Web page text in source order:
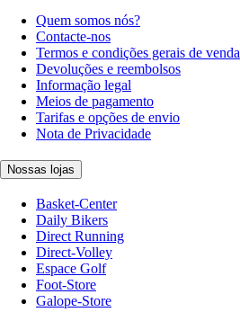
Quem somos nós?
Contacte-nos
Termos e condições gerais de venda
Devoluções e reembolsos
Informação legal
Meios de pagamento
Tarifas e opções de envio
Nota de Privacidade
Nossas lojas
Basket-Center
Daily Bikers
Direct Running
Direct-Volley
Espace Golf
Foot-Store
Galope-Store